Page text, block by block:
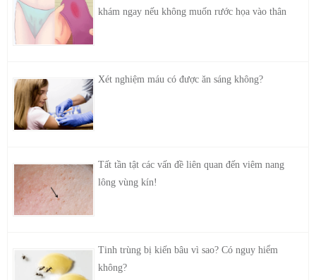
khám ngay nếu không muốn rước họa vào thân
Xét nghiệm máu có được ăn sáng không?
Tất tần tật các vấn đề liên quan đến viêm nang
lông vùng kín!
Tinh trùng bị kiến bâu vì sao? Có nguy hiểm
không?